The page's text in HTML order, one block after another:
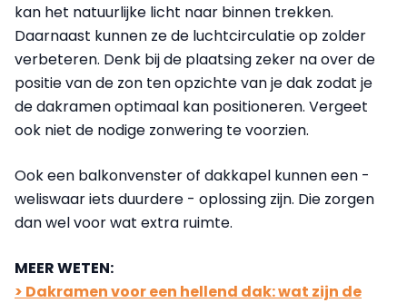
kan het natuurlijke licht naar binnen trekken.
Daarnaast kunnen ze de luchtcirculatie op zolder
verbeteren. Denk bij de plaatsing zeker na over de
positie van de zon ten opzichte van je dak zodat je
de dakramen optimaal kan positioneren. Vergeet
ook niet de nodige zonwering te voorzien.
Ook een balkonvenster of dakkapel kunnen een -
weliswaar iets duurdere - oplossing zijn. Die zorgen
dan wel voor wat extra ruimte.
MEER WETEN:
> Dakramen voor een hellend dak: wat zijn de